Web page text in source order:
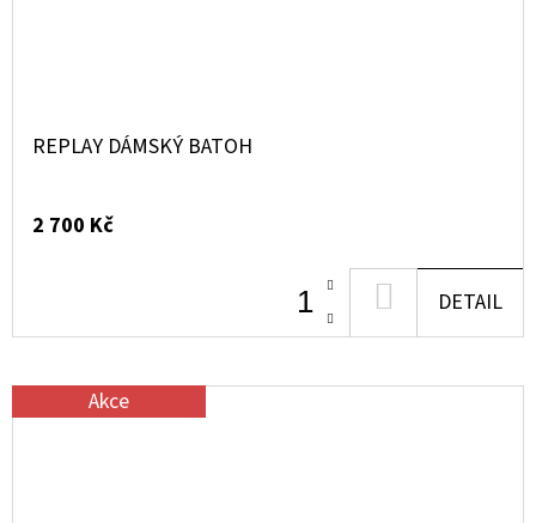
REPLAY DÁMSKÝ BATOH
2 700 Kč
KOŠÍKU
DETAIL
Akce